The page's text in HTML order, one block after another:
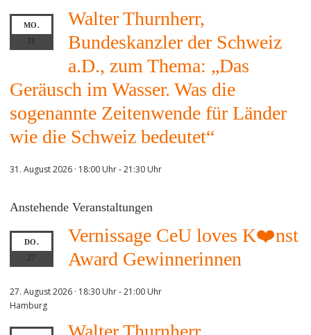
MO.
Walter Thurnherr,
Bundeskanzler der Schweiz
a.D., zum Thema: „Das
Geräusch im Wasser. Was die
sogenannte Zeitenwende für Länder
wie die Schweiz bedeutet“
31. August 2026 · 18:00 Uhr-21:30 Uhr
Anstehende Veranstaltungen
DO.
27
Vernissage CeU loves K❤️nst
Award Gewinnerinnen
27. August 2026 · 18:30 Uhr-21:00 Uhr
Hamburg